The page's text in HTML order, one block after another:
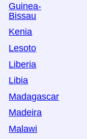
Guinea-
Bissau
Kenia
Lesoto
Liberia
Libia
Madagascar
Madeira
Malawi